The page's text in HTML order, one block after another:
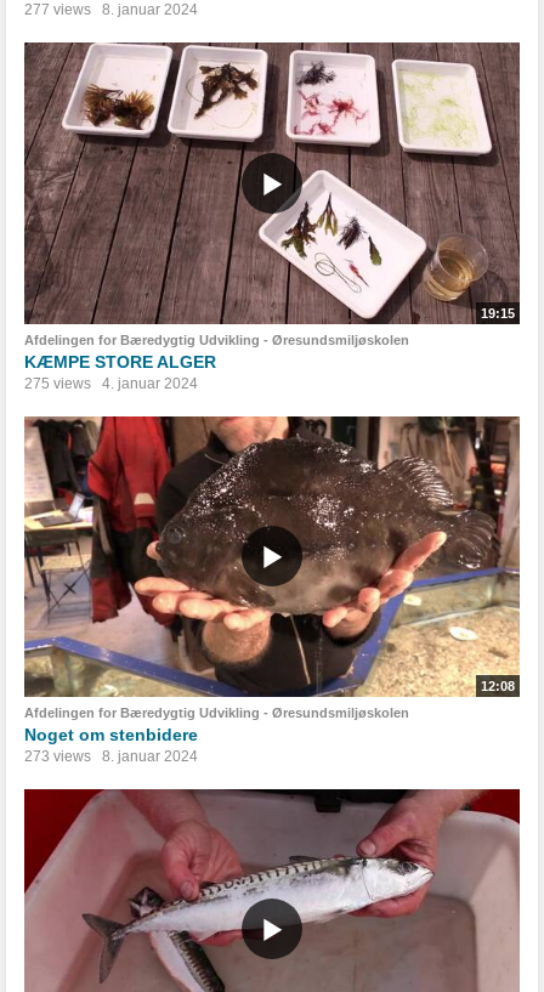
277 views 8. januar 2024
19:15
Afdelingen for Bæredygtig Udvikling - Øresundsmiljøskolen
KÆMPE STORE ALGER
275 views 4. januar 2024
12:08
Afdelingen for Bæredygtig Udvikling - Øresundsmiljøskolen
Noget om stenbidere
273 views 8. januar 2024